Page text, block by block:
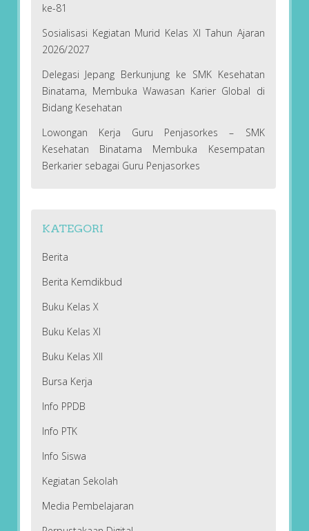
ke-81
Sosialisasi Kegiatan Murid Kelas XI Tahun Ajaran
2026/2027
Delegasi Jepang Berkunjung ke SMK Kesehatan
Binatama, Membuka Wawasan Karier Global di
Bidang Kesehatan
Lowongan Kerja Guru Penjasorkes – SMK
Kesehatan Binatama Membuka Kesempatan
Berkarier sebagai Guru Penjasorkes
KATEGORI
Berita
Berita Kemdikbud
Buku Kelas X
Buku Kelas XI
Buku Kelas XII
Bursa Kerja
Info PPDB
Info PTK
Info Siswa
Kegiatan Sekolah
Media Pembelajaran